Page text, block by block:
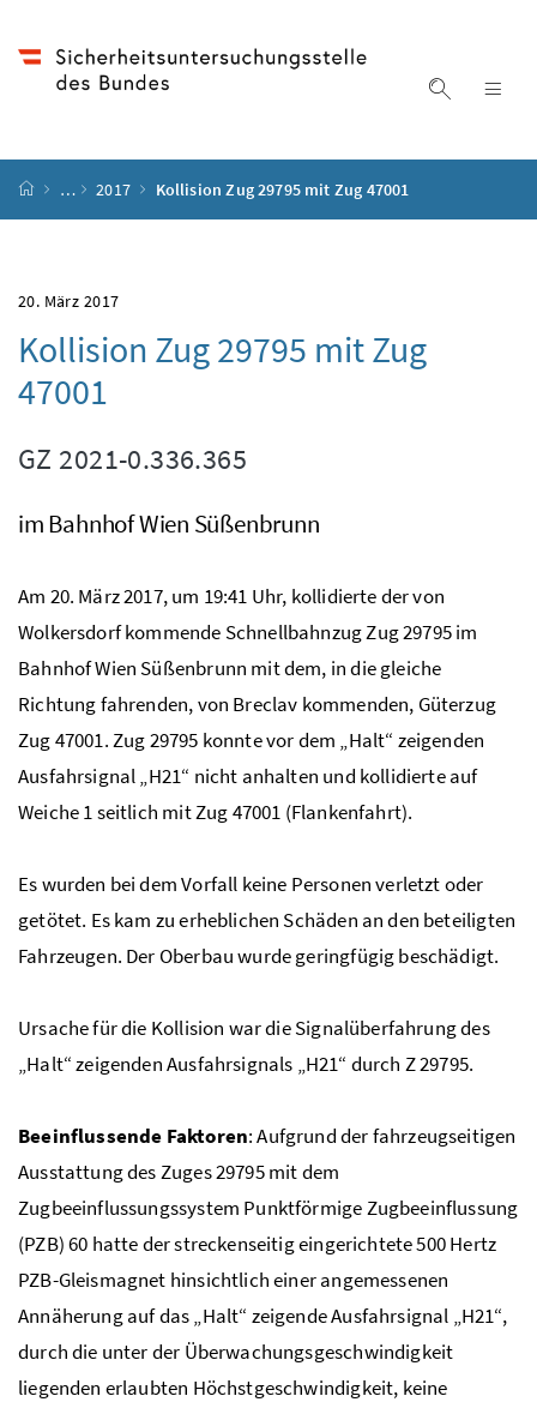
Suche
Startseite
… 2017 Kollision Zug 29795 mit Zug 47001
20. März 2017
Kollision Zug 29795 mit Zug
47001
GZ 2021-0.336.365
im Bahnhof Wien Süßenbrunn
Am 20. März 2017, um 19:41 Uhr, kollidierte der von
Wolkersdorf kommende Schnellbahnzug Zug 29795 im
Bahnhof Wien Süßenbrunn mit dem, in die gleiche
Richtung fahrenden, von Breclav kommenden, Güterzug
Zug 47001. Zug 29795 konnte vor dem „Halt“ zeigenden
Ausfahrsignal „H21“ nicht anhalten und kollidierte auf
Weiche 1 seitlich mit Zug 47001 (Flankenfahrt).
Es wurden bei dem Vorfall keine Personen verletzt oder
getötet. Es kam zu erheblichen Schäden an den beteiligten
Fahrzeugen. Der Oberbau wurde geringfügig beschädigt.
Ursache für die Kollision war die Signalüberfahrung des
„Halt“ zeigenden Ausfahrsignals „H21“ durch Z 29795.
Beeinflussende Faktoren: Aufgrund der fahrzeugseitigen
Ausstattung des Zuges 29795 mit dem
Zugbeeinflussungssystem Punktförmige Zugbeeinflussung
(PZB) 60 hatte der streckenseitig eingerichtete 500 Hertz
PZB-Gleismagnet hinsichtlich einer angemessenen
Annäherung auf das „Halt“ zeigende Ausfahrsignal „H21“,
durch die unter der Überwachungsgeschwindigkeit
liegenden erlaubten Höchstgeschwindigkeit, keine